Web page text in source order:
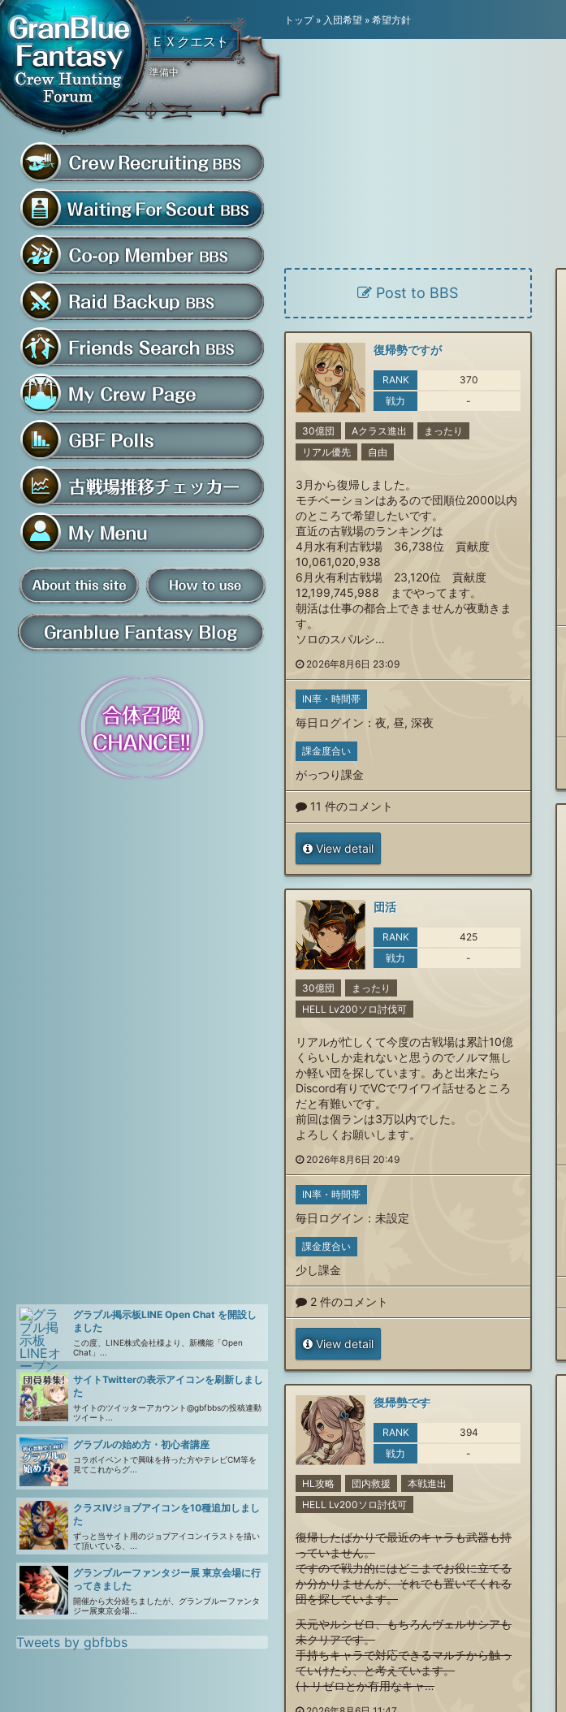
グラブル騎空団募集掲示
騎空団員募集掲示板
騎空団入団希望掲示板
共闘部屋・メンバー掲示板
マルチバトル救援募集掲示板
フレンド募集掲示板
マイ騎空団ページ
グラブルアンケート
古戦場推移チェッカー
マイメニュー
騎空団員募集掲示板 掲示板の使い方
グラブル掲示板LINE Open Chat を開設し
ました
この度、LINE株式会社様より、新機能「Open
Chat」...
サイトTwitterの表示アイコンを刷新しまし
た
サイトのツイッターアカウント@gbfbbsの投稿連動
ツイート...
グラブルの始め方・初心者講座
コラボイベントで興味を持った方やテレビCM等を
見てこれからグ...
クラスⅣジョブアイコンを10種追加しまし
た
ずっと当サイト用のジョブアイコンイラストを描い
て頂いている、...
グランブルーファンタジー展 東京会場に行
ってきました
開催から大分経ちましたが、グランブルーファンタ
ジー展東京会場...
ＥＸクエスト
準備中
Tweets by gbfbbs
トップ» 入団希望 » 希望方針
Post to BBS
復帰勢ですが
RANK
370
戦力
-
30億団 Aクラス進出
まったり
リアル優先
自由
3月から復帰しました。
モチベーションはあるので団順位2000以内
のところで希望したいです。
直近の古戦場のランキングは
4月水有利古戦場 36,738位 貢献度
10,061,020,938
6月火有利古戦場 23,120位 貢献度
12,199,745,988 までやってます。
朝活は仕事の都合上できませんが夜動きま
す。
ソロのスパルシ…
2026年8月6日 23:09
IN率・時間帯
毎日ログイン ： 夜, 昼, 深夜
課金度合い
がっつり課金
11 件のコメント
View detail
団活
RANK
425
戦力
-
30億団
まったり
HELL Lv200ソロ討伐可
リアルが忙しくて今度の古戦場は累計10億
くらいしか走れないと思うのでノルマ無し
か軽い団を探しています。あと出来たら
Discord有りでVCでワイワイ話せるところ
だと有難いです。
前回は個ランは3万以内でした。
よろしくお願いします。
2026年8月6日 20:49
IN率・時間帯
毎日ログイン ：未設定
課金度合い
少し課金
2 件のコメント
View detail
復帰勢です
RANK
394
戦力
-
HL攻略 団内救援
本戦進出
HELL Lv200ソロ討伐可
復帰したばかりで最近のキャラも武器も持
っていません。
ですので戦力的にはどこまでお役に立てる
か分かりませんが、それでも置いてくれる
団を探しています。
天元やルシゼロ、もちろんヴェルサシアも
未クリアです。
手持ちキャラで対応できるマルチから触っ
ていけたら、と考えています。
(トリゼロとか有用なキャ…